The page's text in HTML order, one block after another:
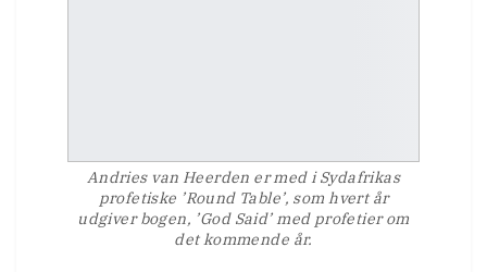
Andries van Heerden er med i Sydafrikas
profetiske ’Round Table’, som hvert år
udgiver bogen, ’God Said’ med profetier om
det kommende år.